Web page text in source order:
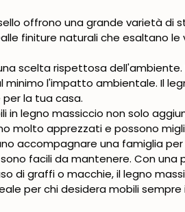
offrono una grande varietà di
finiture naturali che esaltano
scelta rispettosa
l'impatto ambientale. Il
la tua casa.
in legno massiccio non solo
molto apprezzati e possono
accompagnare una famiglia
facili da mantenere. Con
di graffi o macchie, il legno
per chi desidera mobili